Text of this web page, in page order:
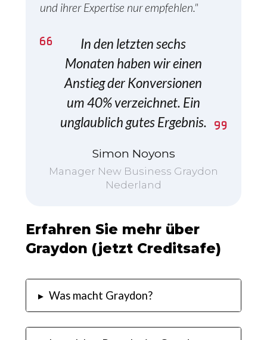
und ihrer Expertise nur empfehlen."
In den letzten sechs
Monaten haben wir einen
Anstieg der Konversionen
um 40% verzeichnet. Ein
unglaublich gutes Ergebnis.
Simon Noyons
Manager New Business Graydon
Nederland
Erfahren Sie mehr über
Graydon (jetzt Creditsafe)
▸ Was macht Graydon?